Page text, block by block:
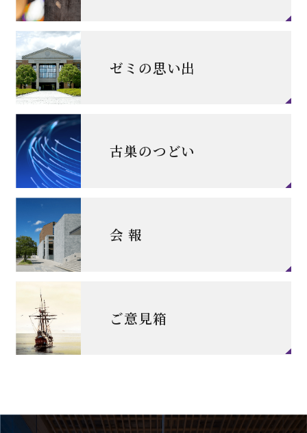
ゼミの思い出
古巣のつどい
会 報
ご意見箱